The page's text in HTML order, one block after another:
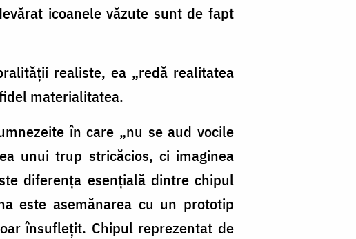
icoanele văzute sunt de fapt
realiste, ea „redă realitatea
materialitatea.
în care „nu se aud vocile
unui trup stricăcios, ci imaginea
diferența esențială dintre chipul
este asemănarea cu un prototip
însuflețit. Chipul reprezentat de